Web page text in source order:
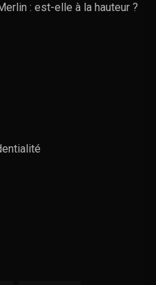
: est-elle à la hauteur ?